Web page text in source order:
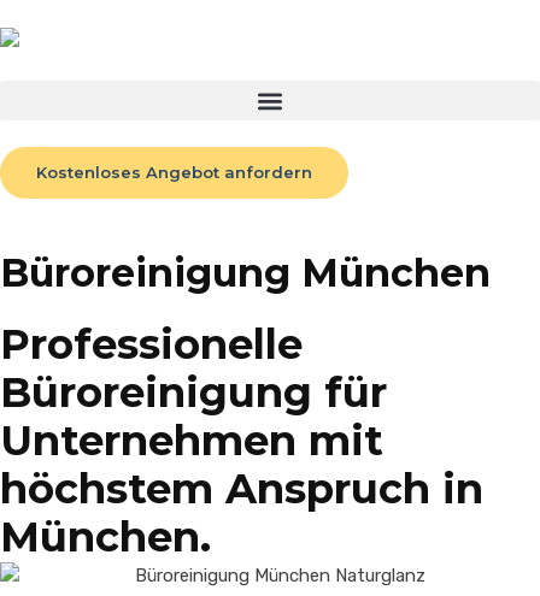
Kostenloses Angebot anfordern
Büroreinigung München
Professionelle
Büroreinigung für
Unternehmen mit
höchstem Anspruch in
München.